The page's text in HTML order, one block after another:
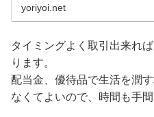
yoriyoi.net
タイミングよく取引出来れ
ります。
配当金、優待品で生活を潤
なくてよいので、時間も手